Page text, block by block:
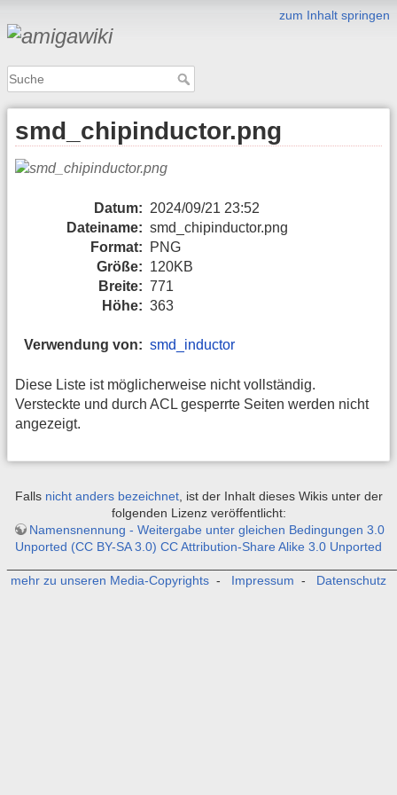
zum Inhalt springen
smd_chipinductor.png
Datum: 2024/09/21 23:52
Dateiname: smd_chipinductor.png
Format:
PNG
Größe: 120KB
Breite: 771
Höhe: 363
Verwendung von: smd_inductor
Diese Liste ist möglicherweise nicht vollständig.
Versteckte und durch ACL gesperrte Seiten werden nicht
angezeigt.
Falls nicht anders bezeichnet, ist der Inhalt dieses Wikis unter der
folgenden Lizenz veröffentlicht:
Namensnennung - Weitergabe unter gleichen Bedingungen 3.0
Unported (CC BY-SA 3.0) CC Attribution-Share Alike 3.0 Unported
mehr zu unseren Media-Copyrights - Impressum - Datenschutz